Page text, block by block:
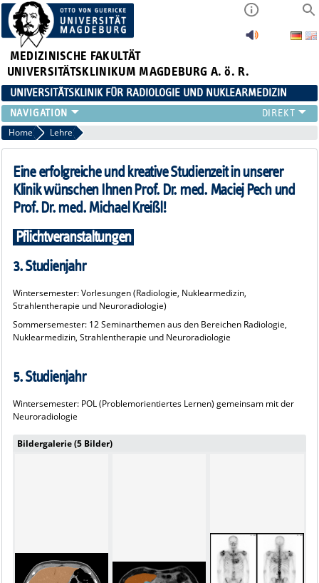
MEDIZINISCHE FAKULTÄT
UNIVERSITÄTSKLINIKUM MAGDEBURG A. ö. R.
UNIVERSITÄTSKLINIK FÜR RADIOLOGIE UND NUKLEARMEDIZIN
RADIOLOGIE
NUKLEARMEDIZIN
MIKROTHERAPIE
TEAM
LEHRE
Home Lehre
Eine erfolgreiche und kreative Studienzeit in unserer
Klinik wünschen Ihnen Prof. Dr. med. Maciej Pech und
Prof. Dr. med. Michael Kreißl!
Pflichtveranstaltungen
3. Studienjahr
Wintersemester: Vorlesungen (Radiologie, Nuklearmedizin,
Strahlentherapie und Neuroradiologie)
Sommersemester: 12 Seminarthemen aus den Bereichen Radiologie,
Nuklearmedizin, Strahlentherapie und Neuroradiologie
5. Studienjahr
Wintersemester: POL (Problemorientiertes Lernen) gemeinsam mit der
Neuroradiologie
Bildergalerie (5 Bilder)